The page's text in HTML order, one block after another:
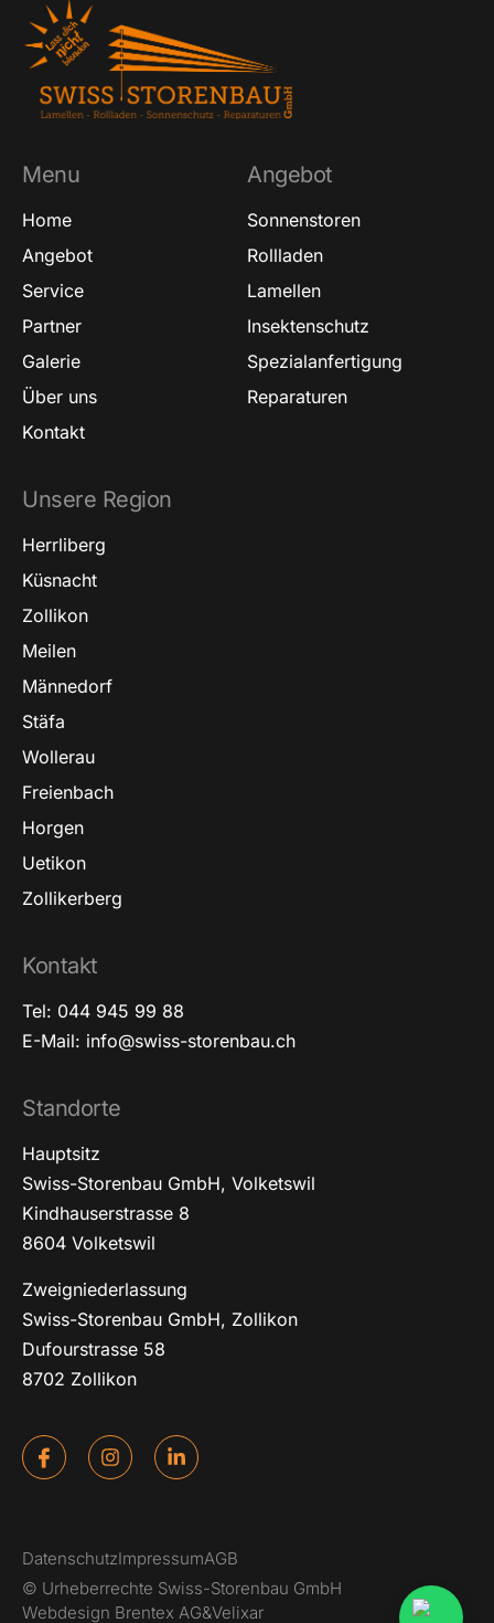
Menu
Home
Angebot
Service
Partner
Galerie
Über uns
Kontakt
Angebot
Sonnenstoren
Rollladen
Lamellen
Insektenschutz
Spezialanfertigung
Reparaturen
Unsere Region
Herrliberg
Küsnacht
Zollikon
Meilen
Männedorf
Stäfa
Wollerau
Freienbach
Horgen
Uetikon
Zollikerberg
Kontakt
Tel: 044 945 99 88
E-Mail: info@swiss-storenbau.ch
Standorte
Hauptsitz
Swiss-Storenbau GmbH, Volketswil
Kindhauserstrasse 8
8604 Volketswil
Zweigniederlassung
Swiss-Storenbau GmbH, Zollikon
Dufourstrasse 58
8702 Zollikon
DatenschutzImpressumAGB
© Urheberrechte Swiss-Storenbau GmbH
Webdesign Brentex AG&Velixar